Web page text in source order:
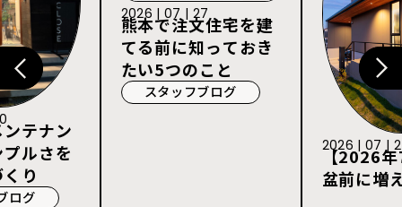
テナン
ルさを
り
ログ
熊本で注文住宅を建
てる前に知っておき
たい5つのこと
スタッフブログ
2026 | 07 | 27
【2026
盆前に増
2026 | 07 |